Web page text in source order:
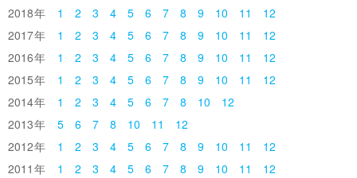
2018
1 2 3 4 5 6 7 8 9 10 11
12
2017
1 2 3 4 5 6 7 8 9 10 11
12
2016
1 2 3 4 5 6 7 8 9 10 11
12
2015
1 2 3 4 5 6 7 8 9 10 11
12
2014
1 2 3 4 5 6 7 8 10
12
2013
5 6 7 8 10 11
12
2012
1 2 3 4 5 6 7 8 9 10 11
12
2011
1 2 3 4 5 6 7 8 9 10 11
12